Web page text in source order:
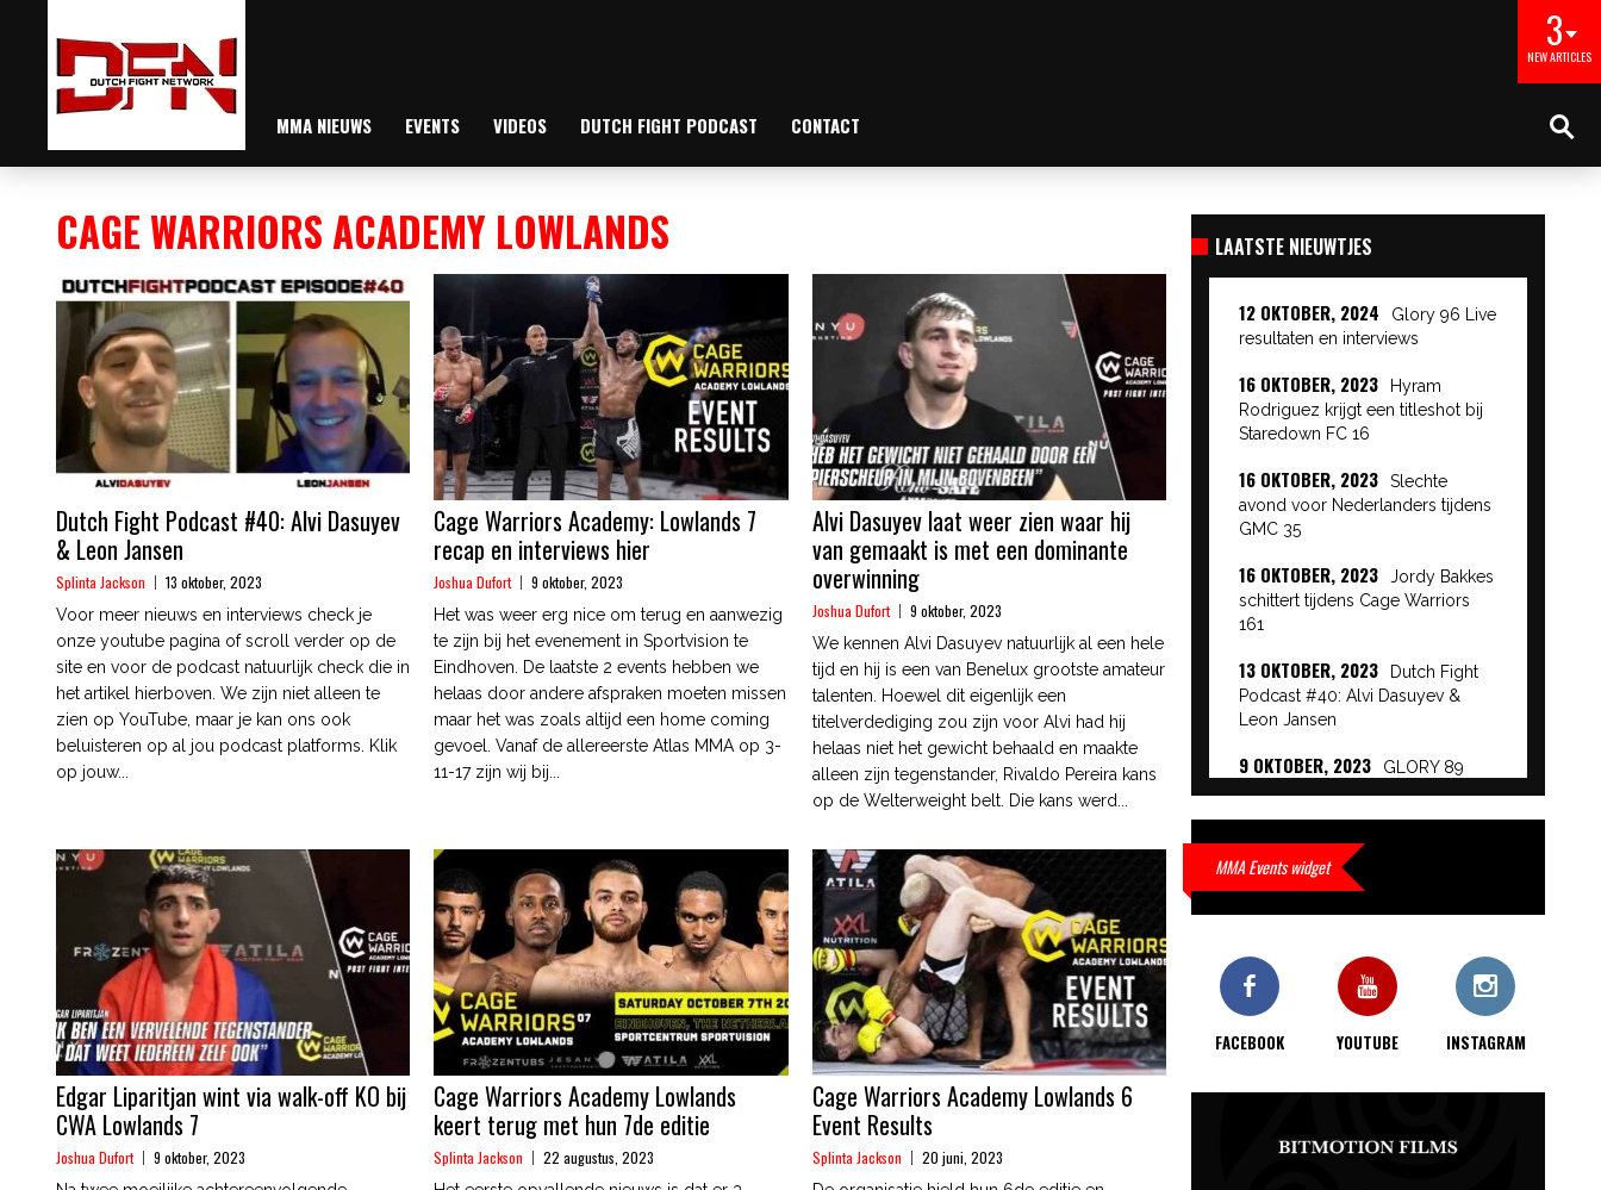
3
NEW ARTICLES
MMA NIEUWS EVENTS VIDEOS DUTCH FIGHT PODCAST CONTACT
CAGE WARRIORS ACADEMY LOWLANDS
Dutch Fight Podcast #40: Alvi Dasuyev
& Leon Jansen
Splinta Jackson 13 oktober, 2023
Voor meer nieuws en interviews check je
onze youtube pagina of scroll verder op de
site en voor de podcast natuurlijk check die in
het artikel hierboven. We zijn niet alleen te
zien op YouTube, maar je kan ons ook
beluisteren op al jou podcast platforms. Klik
op jouw...
Cage Warriors Academy: Lowlands 7
recap en interviews hier
Joshua Dufort 9 oktober, 2023
Het was weer erg nice om terug en aanwezig
te zijn bij het evenement in Sportvision te
Eindhoven. De laatste 2 events hebben we
helaas door andere afspraken moeten missen
maar het was zoals altijd een home coming
gevoel. Vanaf de allereerste Atlas MMA op 3-
11-17 zijn wij bij...
Alvi Dasuyev laat weer zien waar hij
van gemaakt is met een dominante
overwinning
Joshua Dufort 9 oktober, 2023
We kennen Alvi Dasuyev natuurlijk al een hele
tijd en hij is een van Benelux grootste amateur
talenten. Hoewel dit eigenlijk een
titelverdediging zou zijn voor Alvi had hij
helaas niet het gewicht behaald en maakte
alleen zijn tegenstander, Rivaldo Pereira kans
op de Welterweight belt. Die kans werd...
Edgar Liparitjan wint via walk-off KO bij
CWA Lowlands 7
Joshua Dufort 9 oktober, 2023
Cage Warriors Academy Lowlands
keert terug met hun 7de editie
Splinta Jackson 22 augustus, 2023
Cage Warriors Academy Lowlands 6
Event Results
Splinta Jackson 20 juni, 2023
LAATSTE NIEUWTJES
12 OKTOBER, 2024
Glory 96 Live
resultaten en interviews
16 OKTOBER, 2023
Hyram
Rodriguez krijgt een titleshot bij
Staredown FC 16
16 OKTOBER, 2023
Slechte
avond voor Nederlanders tijdens
GMC 35
16 OKTOBER, 2023
Jordy Bakkes
schittert tijdens Cage Warriors
161
13 OKTOBER, 2023
Dutch Fight
Podcast #40: Alvi Dasuyev &
Leon Jansen
9 OKTOBER, 2023
GLORY 89
Beatdown 9 Event Results
interviews hier
9 OKTOBER, 2023
Alvi Dasuyev
gemaakt is…
9 OKTOBER, 2023
CWA Lowlands 7
MMA Events widget
FACEBOOK YOUTUBE INSTAGRAM